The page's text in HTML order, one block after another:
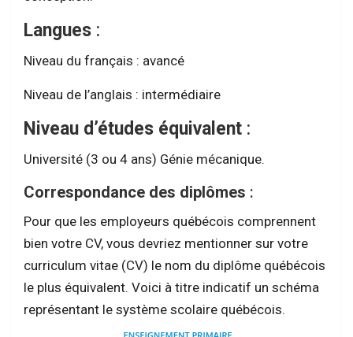
Langues :
Niveau du français : avancé
Niveau de l’anglais : intermédiaire
Niveau d’études équivalent :
Université (3 ou 4 ans) Génie mécanique.
Correspondance des diplômes :
Pour que les employeurs québécois comprennent
bien votre CV, vous devriez mentionner sur votre
curriculum vitae (CV) le nom du diplôme québécois
le plus équivalent. Voici à titre indicatif un schéma
représentant le système scolaire québécois.